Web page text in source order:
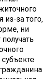
из-за того,
ни